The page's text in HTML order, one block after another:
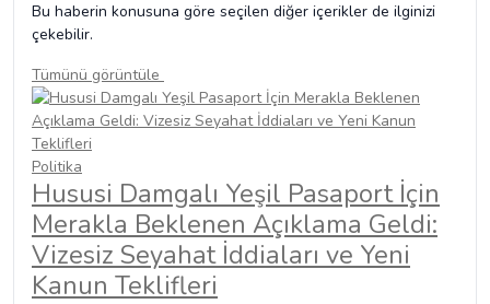
Bu haberin konusuna göre seçilen diğer içerikler de ilginizi
çekebilir.
Tümünü görüntüle
Politika
Hususi Damgalı Yeşil Pasaport İçin
Merakla Beklenen Açıklama Geldi:
Vizesiz Seyahat İddiaları ve Yeni
Kanun Teklifleri